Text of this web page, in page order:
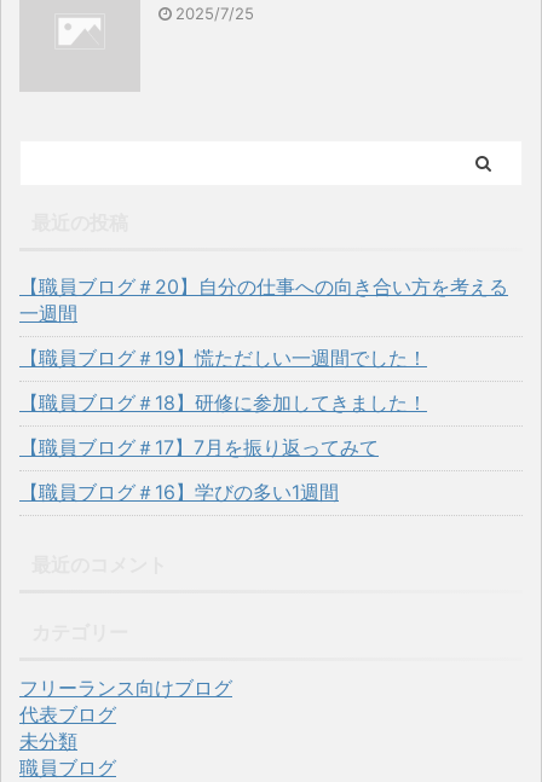
2025/7/25
【職員ブログ＃20】自分の仕事への向き合い方を考える
一週間
【職員ブログ＃19】慌ただしい一週間でした！
【職員ブログ＃18】研修に参加してきました！
【職員ブログ＃17】7月を振り返ってみて
【職員ブログ＃16】学びの多い1週間
フリーランス向けブログ
代表ブログ
未分類
職員ブログ